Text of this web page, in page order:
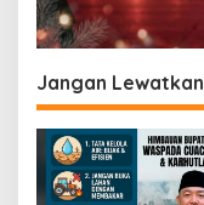
s
Jangan Lewatkan